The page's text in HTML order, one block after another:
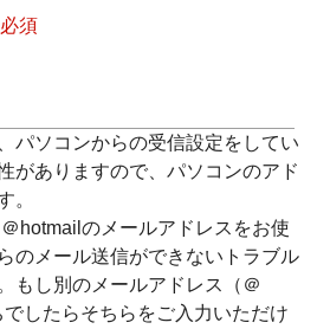
パソコンからの受信設定をしてい
がありますので、パソコンのアド
。
hotmailのメールアドレスをお使
のメール送信ができないトラブル
もし別のメールアドレス（＠
したらそちらをご入力いただけ